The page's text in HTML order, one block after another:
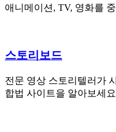
애니메이션, TV, 영화를
스토리보드
전문 영상 스토리텔러가
합법 사이트을 알아보세